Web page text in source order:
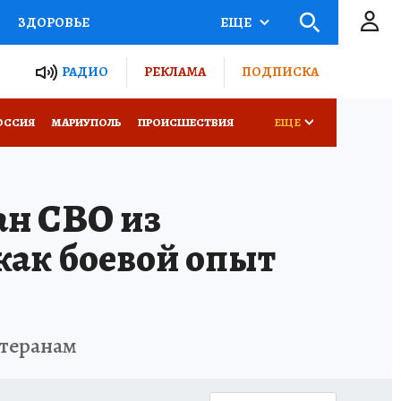
ЗДОРОВЬЕ
РОССИИ
ЕЩЕ
РАДИО РЕКЛАМА ПОДПИСКА
МАРИУПОЛЬ ПРОИСШЕСТВИЯ ЕЩЕ
СВО из
боевой опыт